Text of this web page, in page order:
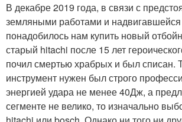
В декабре 2019 года, в связи с
земляными работами и
понадобилось нам купить новый
старый hitachi после 15 лет
почил смертью храбрых и был списан.
инструмент нужен был строго
энергией удара не менее 40Дж, а
сегменте не велико, то изначально